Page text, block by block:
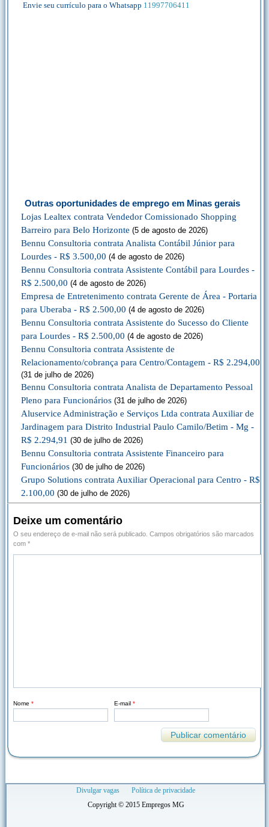
Envie seu currículo para o Whatsapp 11997706411
Outras oportunidades de emprego em Minas gerais
Lojas Lealtex contrata Vendedor Comissionado Shopping
Barreiro para Belo Horizonte (5 de agosto de 2026)
Bennu Consultoria contrata Analista Contábil Júnior para
Lourdes - R$ 3.500,00 (4 de agosto de 2026)
Bennu Consultoria contrata Assistente Contábil para Lourdes -
R$ 2.500,00 (4 de agosto de 2026)
Empresa de Entretenimento contrata Gerente de Área - Portaria
para Uberaba - R$ 2.500,00 (4 de agosto de 2026)
Bennu Consultoria contrata Assistente do Sucesso do Cliente
para Lourdes - R$ 2.500,00 (4 de agosto de 2026)
Bennu Consultoria contrata Assistente de
Relacionamento/cobrança para Centro/Contagem - R$ 2.294,00
(31 de julho de 2026)
Bennu Consultoria contrata Analista de Departamento Pessoal
Pleno para Funcionários (31 de julho de 2026)
Aluservice Administração e Serviços Ltda contrata Auxiliar de
Jardinagem para Distrito Industrial Paulo Camilo/Betim - Mg -
R$ 2.294,91 (30 de julho de 2026)
Bennu Consultoria contrata Assistente Financeiro para
Funcionários (30 de julho de 2026)
Grupo Solutions contrata Auxiliar Operacional para Centro - R$
2.100,00 (30 de julho de 2026)
Deixe um comentário
O seu endereço de e-mail não será publicado. Campos obrigatórios são marcados
com *
Nome * E-mail *
Divulgar vagas
Política de privacidade
Copyright © 2015 Empregos MG